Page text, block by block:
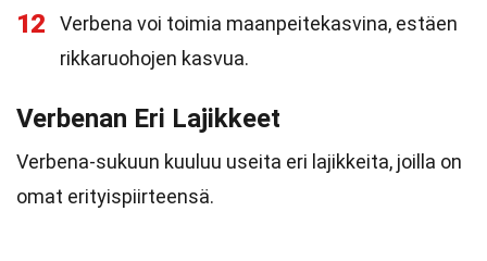
12
Verbena voi toimia maanpeitekasvina, estäen
rikkaruohojen kasvua.
Verbenan Eri Lajikkeet
Verbena-sukuun kuuluu useita eri lajikkeita, joilla on
omat erityispiirteensä.